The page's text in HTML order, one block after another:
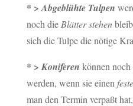
* >Abgeblühte Tulpen
noch die Blätter stehen
sich die Tulpe die nötige
* >Koniferen können
werden, wenn sie einen
man den Termin verpaßt